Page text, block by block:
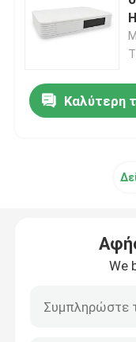
Mpeg4
Δέκτης DVB C
Καλύτερη
We